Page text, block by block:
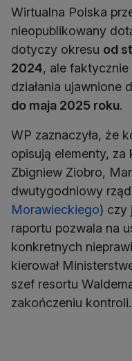
Wirtualna Polska
nieopublikowany
dotyczy okresu od
2024, ale
działania ujawnione
do maja 2025 roku.
WP zaznaczyła, że
opisują elementy, za
Zbigniew Ziobro,
dwutygodniowy
Morawieckiego) czy
raportu pozwala na
konkretnych
kierował
szef resortu
zakończeniu kontroli.